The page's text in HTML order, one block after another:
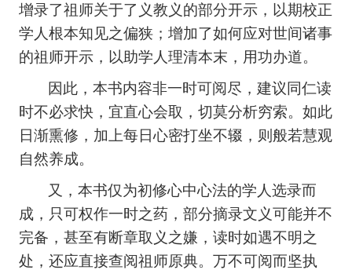
增录了祖师关于了义教义的部分开示，以期校正
学人根本知见之偏狭；增加了如何应对世间诸事
的祖师开示，以助学人理清本末，用功办道。
因此，本书内容非一时可阅尽，建议同仁读
时不必求快，宜直心会取，切莫分析穷索。如此
日渐熏修，加上每日心密打坐不辍，则般若慧观
自然养成。
又，本书仅为初修心中心法的学人选录而
成，只可权作一时之药，部分摘录文义可能并不
完备，甚至有断章取义之嫌，读时如遇不明之
处，还应直接查阅祖师原典。万不可阅而坚执